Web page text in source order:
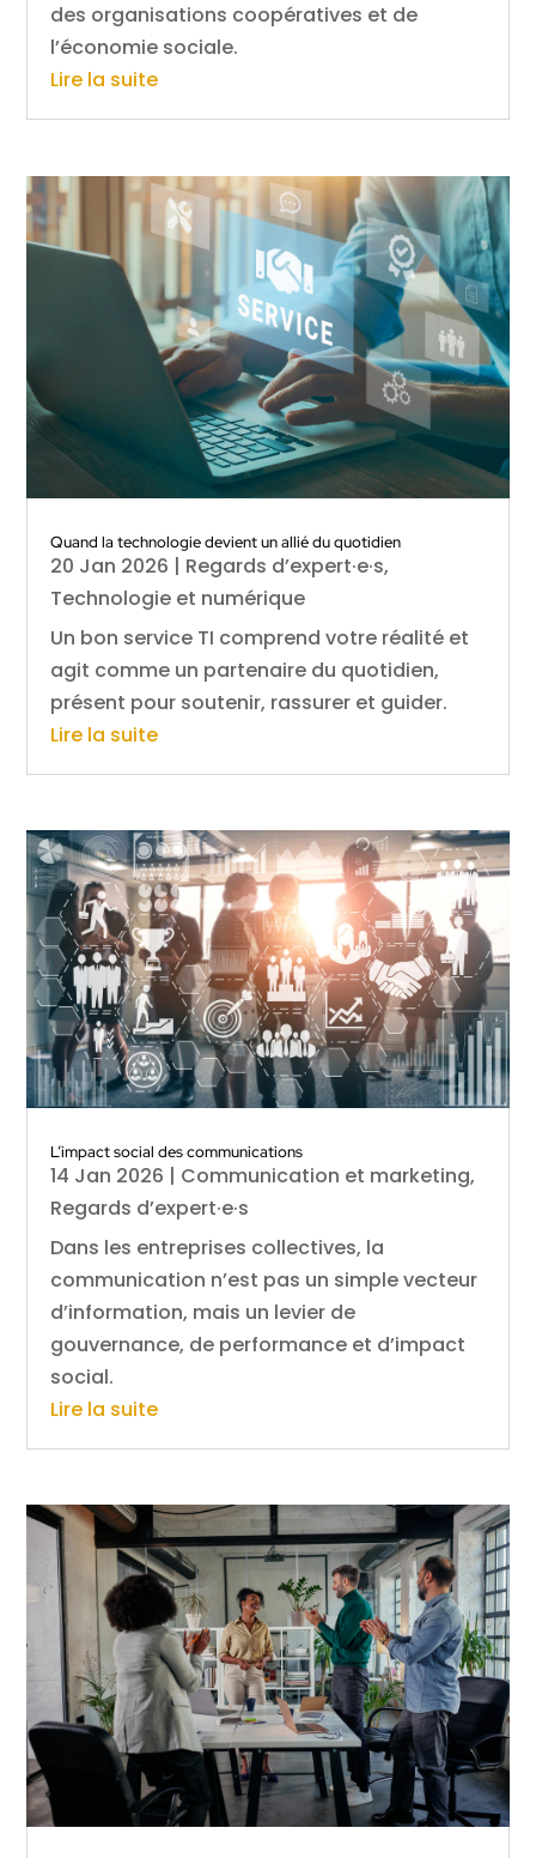
des organisations coopératives et de
l’économie sociale.
Lire la suite
Quand la technologie devient un allié du quotidien
20 Jan 2026 | Regards d’expert·e·s,
Technologie et numérique
Un bon service TI comprend votre réalité et
agit comme un partenaire du quotidien,
présent pour soutenir, rassurer et guider.
Lire la suite
L’impact social des communications
14 Jan 2026 | Communication et marketing,
Regards d’expert·e·s
Dans les entreprises collectives, la
communication n’est pas un simple vecteur
d’information, mais un levier de
gouvernance, de performance et d’impact
social.
Lire la suite